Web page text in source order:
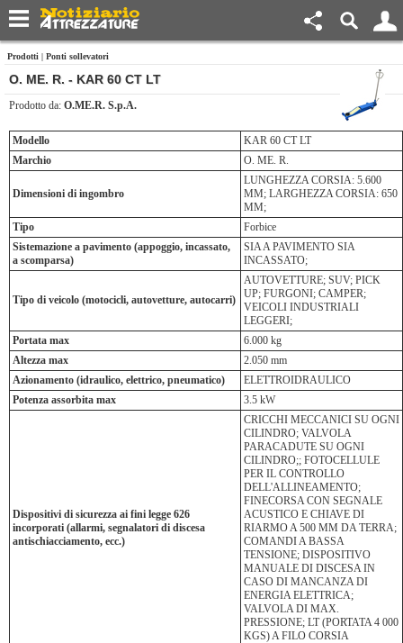
Prodotti | Ponti sollevatori
O. ME. R. - KAR 60 CT LT
Prodotto da: O.ME.R. S.p.A.
Modello
KAR 60 CT LT
Marchio
O. ME. R.
Dimensioni di ingombro
LUNGHEZZA CORSIA: 5.600
MM; LARGHEZZA CORSIA: 650
MM;
Tipo
Forbice
Sistemazione a pavimento (appoggio, incassato,
a scomparsa)
SIA A PAVIMENTO SIA
INCASSATO;
Tipo di veicolo (motocicli, autovetture, autocarri)
AUTOVETTURE; SUV; PICK
UP; FURGONI; CAMPER;
VEICOLI INDUSTRIALI
LEGGERI;
Portata max
6.000 kg
Altezza max
2.050 mm
Azionamento (idraulico, elettrico, pneumatico)
ELETTROIDRAULICO
Potenza assorbita max
3.5 kW
Dispositivi di sicurezza ai fini legge 626
incorporati (allarmi, segnalatori di discesa
antischiacciamento, ecc.)
CRICCHI MECCANICI SU OGNI
CILINDRO; VALVOLA
PARACADUTE SU OGNI
CILINDRO;; FOTOCELLULE
PER IL CONTROLLO
DELL'ALLINEAMENTO;
FINECORSA CON SEGNALE
ACUSTICO E CHIAVE DI
RIARMO A 500 MM DA TERRA;
COMANDI A BASSA
TENSIONE; DISPOSITIVO
MANUALE DI DISCESA IN
CASO DI MANCANZA DI
ENERGIA ELETTRICA;
VALVOLA DI MAX.
PRESSIONE; LT (PORTATA 4 000
KGS) A FILO CORSIA